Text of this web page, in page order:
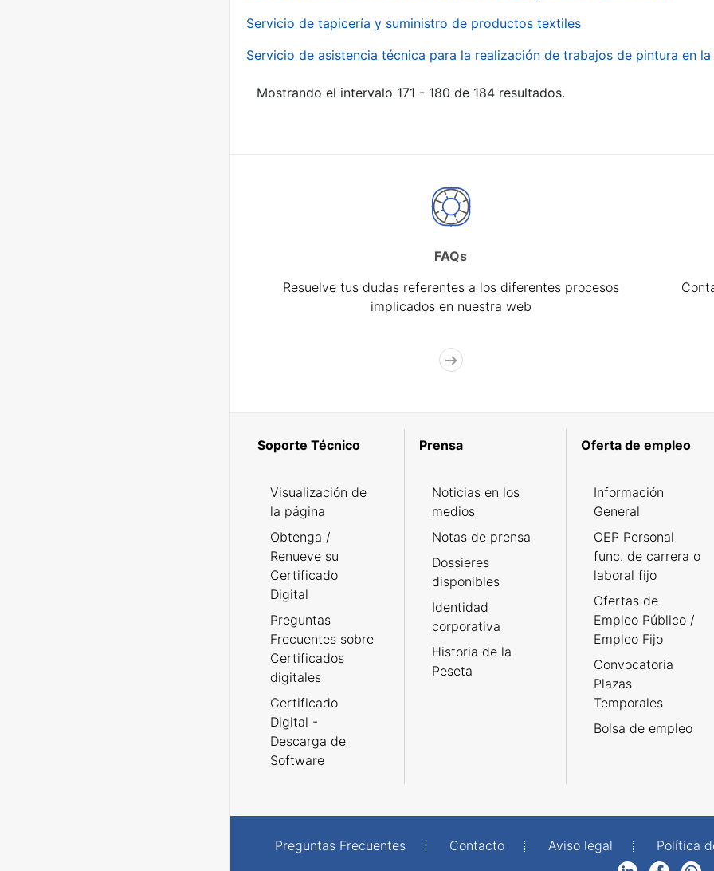
Servicio de tapicería y suministro de productos textiles
Servicio de asistencia técnica para la realización de trabajos de pintura en
Mostrando el intervalo 171 - 180 de 184 resultados.
FAQs
Resuelve tus dudas referentes a los diferentes procesos
implicados en nuestra web
Soporte Técnico
Visualización de
la página
Obtenga /
Renueve su
Certificado
Digital
Preguntas
Frecuentes sobre
Certificados
digitales
Certificado
Digital -
Descarga de
Software
Prensa
Noticias en los
medios
Notas de prensa
Dossieres
disponibles
Identidad
corporativa
Historia de la
Peseta
Oferta de empleo
Información
General
OEP Personal
func. de carrera o
laboral fijo
Ofertas de
Empleo Público /
Empleo Fijo
Convocatoria
Plazas
Temporales
Bolsa de empleo
Preguntas Frecuentes Contacto Aviso legal Política